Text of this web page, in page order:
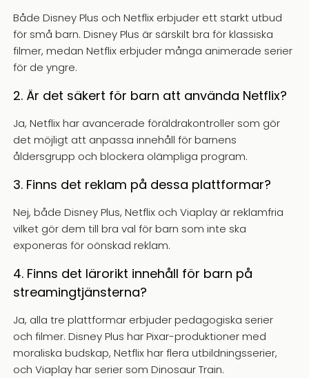
Både Disney Plus och Netflix erbjuder ett starkt utbud
för små barn. Disney Plus är särskilt bra för klassiska
filmer, medan Netflix erbjuder många animerade serier
för de yngre.
2. Är det säkert för barn att använda Netflix?
Ja, Netflix har avancerade föräldrakontroller som gör
det möjligt att anpassa innehåll för barnens
åldersgrupp och blockera olämpliga program.
3. Finns det reklam på dessa plattformar?
Nej, både Disney Plus, Netflix och Viaplay är reklamfria
vilket gör dem till bra val för barn som inte ska
exponeras för oönskad reklam.
4. Finns det lärorikt innehåll för barn på
streamingtjänsterna?
Ja, alla tre plattformar erbjuder pedagogiska serier
och filmer. Disney Plus har Pixar-produktioner med
moraliska budskap, Netflix har flera utbildningsserier,
och Viaplay har serier som Dinosaur Train.